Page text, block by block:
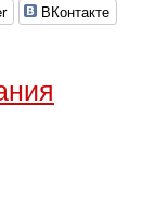
ВКонтакте